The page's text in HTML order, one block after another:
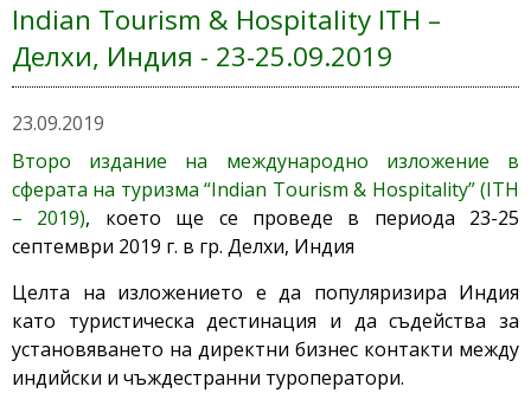
Indian Tourism & Hospitality ITH –
Делхи, Индия - 23-25.09.2019
23.09.2019
Второ издание на международно изложение в
сферата на туризма “Indian Tourism & Hospitality” (ITH
– 2019), което ще се проведе в периода 23-25
септември 2019 г. в гр. Делхи, Индия
Целта на изложението е да популяризира Индия
като туристическа дестинация и да съдейства за
установяването на директни бизнес контакти между
индийски и чъждестранни туроператори.